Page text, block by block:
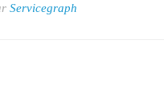
Servicegraph